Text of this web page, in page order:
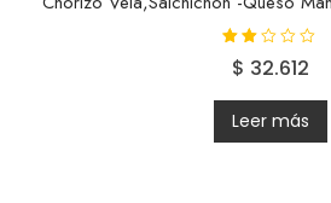
Valor
ado
2.00
de 5
$ 32.612
Leer más